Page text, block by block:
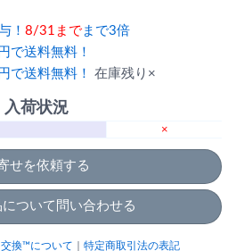
！ 8/31まで まで3倍
で送料無料！
で送料無料！ 在庫残り×
入荷状況
×
せを依頼する
について問い合わせる
換™について 特定商取引法の表記